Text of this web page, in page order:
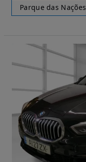
Parque das Nações